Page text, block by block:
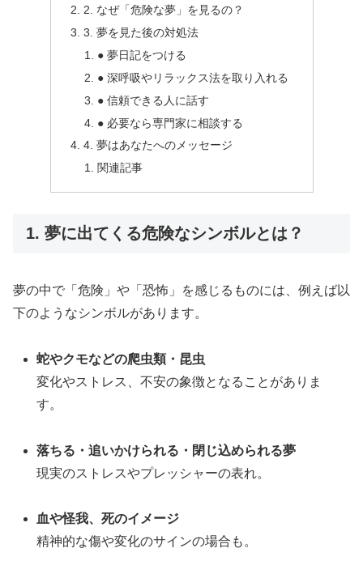
2. なぜ「危険な夢」を見るの？
3. 夢を見た後の対処法
● 夢日記をつける
● 深呼吸やリラックス法を取り入れる
● 信頼できる人に話す
● 必要なら専門家に相談する
4. 夢はあなたへのメッセージ
関連記事
1. 夢に出てくる危険なシンボルとは？
夢の中で「危険」や「恐怖」を感じるものには、例えば以
下のようなシンボルがあります。
蛇やクモなどの爬虫類・昆虫
変化やストレス、不安の象徴となることがありま
す。
落ちる・追いかけられる・閉じ込められる夢
現実のストレスやプレッシャーの表れ。
血や怪我、死のイメージ
精神的な傷や変化のサインの場合も。